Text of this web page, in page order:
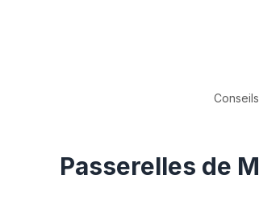
Conseils
Passerelles de